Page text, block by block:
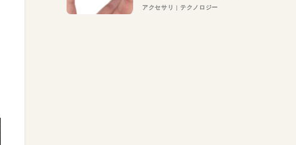
対策
アクセサリ テクノロジー